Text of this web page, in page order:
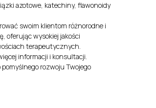
azotowe, katechiny, flawonoidy
swoim klientom różnorodne i
oferując wysokiej jakości
terapeutycznych.
informacji i konsultacji.
rozwoju Twojego